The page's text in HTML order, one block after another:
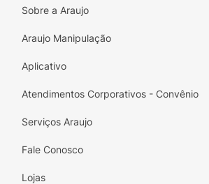
Sobre a Araujo
Araujo Manipulação
Aplicativo
Atendimentos Corporativos - Convênio
Serviços Araujo
Fale Conosco
Lojas